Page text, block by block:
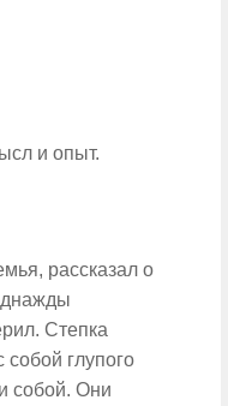
и опыт.
рассказал о
Степка
собой глупого
собой. Они